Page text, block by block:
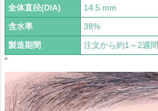
全体直径(DIA)
14.5 mm
含水率
38%
製造期間
注文から約1～2週間
"